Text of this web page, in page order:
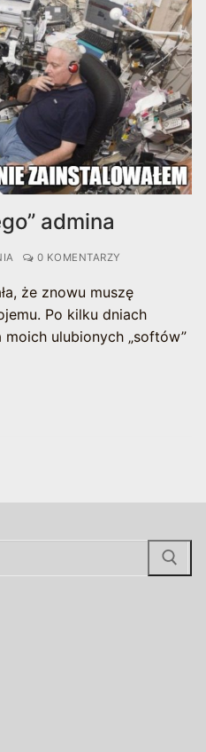
admina
0 KOMENTARZY
że znowu muszę
Po kilku dniach
moich ulubionych „softów”